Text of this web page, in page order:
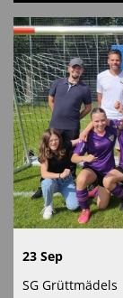
Trainingszeiten
Kontaktformular
Sponsoren
Chicago-Night
Hallenturnier
Narrencup
23 Sep
SG Grüttmädels